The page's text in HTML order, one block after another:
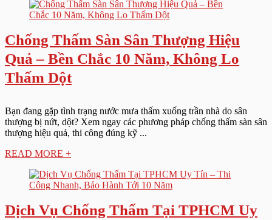
Chống Thấm Sàn Sân Thượng Hiệu
Quả – Bền Chắc 10 Năm, Không Lo
Thấm Dột
Bạn đang gặp tình trạng nước mưa thấm xuống trần nhà do sân
thượng bị nứt, dột? Xem ngay các phương pháp chống thấm sàn sân
thượng hiệu quả, thi công đúng kỹ ...
READ MORE +
Dịch Vụ Chống Thấm Tại TPHCM Uy